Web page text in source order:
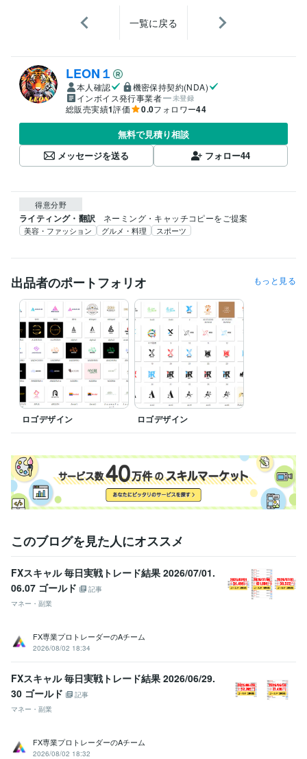
一覧に戻る
LEON１
本人確認
機密保持契約(NDA)
インボイス発行事業者
未登録
総販売実績1評価 0.0フォロワー44
無料で見積り相談
メッセージを送る
フォロー44
得意分野
ライティング・翻訳 ネーミング・キャッチコピーをご提案
美容・ファッション グルメ・料理 スポーツ
出品者のポートフォリオ もっと見る
ロゴデザイン ロゴデザイン
このブログを見た人にオススメ
FXスキャル 毎日実戦トレード結果 2026/07/01.
06.07 ゴールド
記事
マネー・副業
FX専業プロトレーダーのAチーム
2026/08/02 18:34
FXスキャル 毎日実戦トレード結果 2026/06/29.
30 ゴールド
記事
マネー・副業
FX専業プロトレーダーのAチーム
2026/08/02 18:32